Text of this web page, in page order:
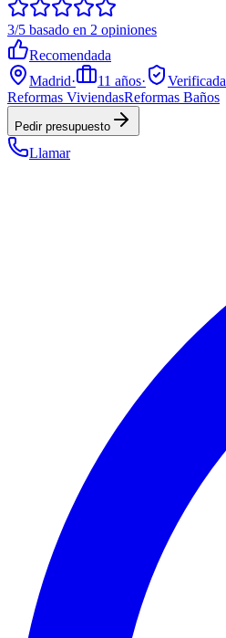
3/5 basado en 2 opiniones
Recomendada
Madrid· 11 años·
Verificada
Reformas ViviendasReformas Baños
Pedir presupuesto
Llamar